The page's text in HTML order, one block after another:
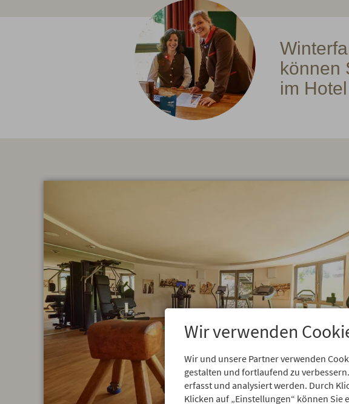
können
im
Wir verwenden
Wir und unsere Partner verwenden
gestalten und fortlaufend zu
erfasst und analysiert werden. Durch
Klicken auf „Einstellungen“ können